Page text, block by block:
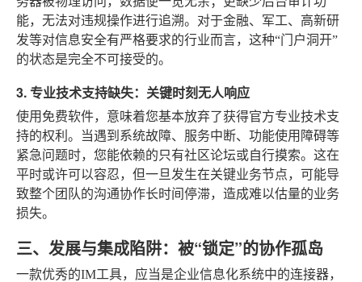
能，无法对违规操作进行追溯。对于金融、军工、高新研
发等对信息安全有严格要求的行业而言，这种“门户洞开”
的状态是完全不可接受的。
3. 专业技术支持缺失：关键时刻无人响应
使用免费软件，意味着您基本放弃了获得官方专业技术支
持的权利。当遇到系统故障、服务中断、功能使用障碍等
紧急问题时，您能依赖的只有社区论坛或自行摸索。这在
平时或许可以容忍，但一旦发生在关键业务节点，可能导
致整个团队的沟通协作长时间停滞，造成难以估量的业务
损失。
三、发展与集成陷阱：被“锁定”的协作孤岛
一款优秀的IM工具，应当是企业信息化系统中的连接器，